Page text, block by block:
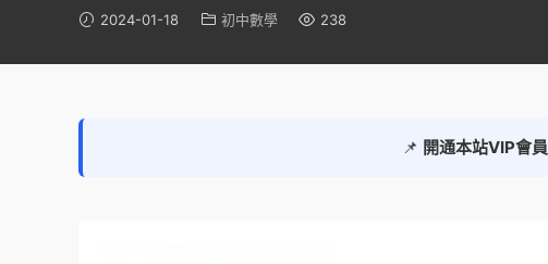
2024-01-18 初中數學 238
📌 開通本站VIP會員